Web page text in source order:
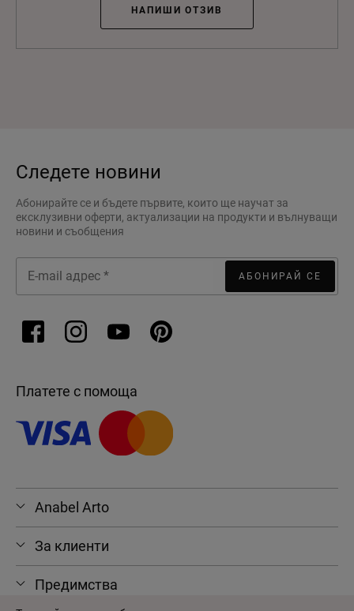
НАПИШИ ОТЗИВ
Следете новини
Абонирайте се и бъдете първите, които ще научат за
ексклузивни оферти, актуализации на продукти и вълнуващи
новини и съобщения
АБОНИРАЙ СЕ
Платете с помоща
Anabel Arto
За клиенти
Предимства